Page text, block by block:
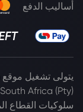
أساليب الدفع
يتولى تشغيل موقع